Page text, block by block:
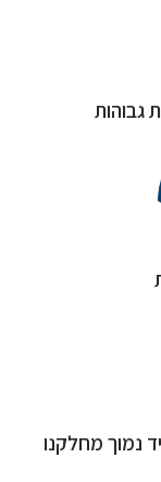
גבוהות
נמוך מחלקנו